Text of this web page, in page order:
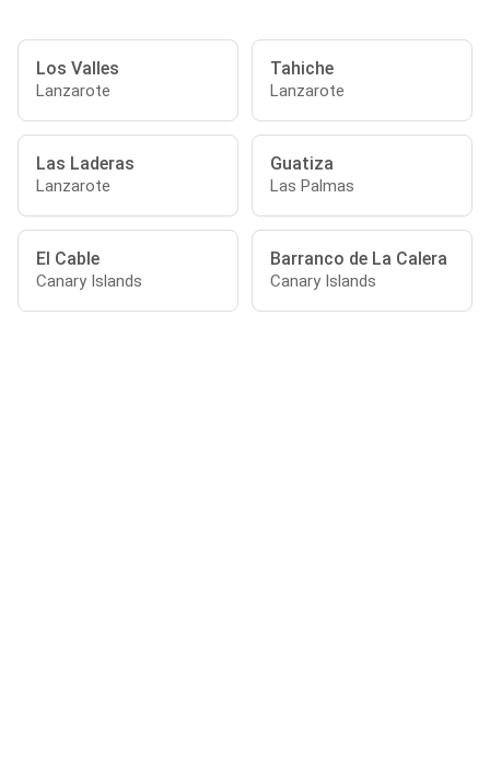
Los Valles
Lanzarote
Tahiche
Lanzarote
Las Laderas
Lanzarote
Guatiza
Las Palmas
El Cable
Canary Islands
Barranco de La Calera
Canary Islands